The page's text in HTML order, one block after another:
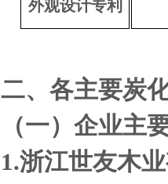
外观设计专利
二、各主要炭
（一）企业主
1.浙江世友木